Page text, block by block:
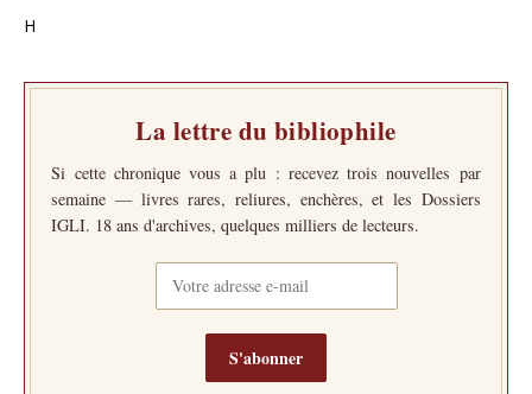
H
La lettre du bibliophile
Si cette chronique vous a plu : recevez trois nouvelles par
semaine — livres rares, reliures, enchères, et les Dossiers
IGLI. 18 ans d'archives, quelques milliers de lecteurs.
S'abonner